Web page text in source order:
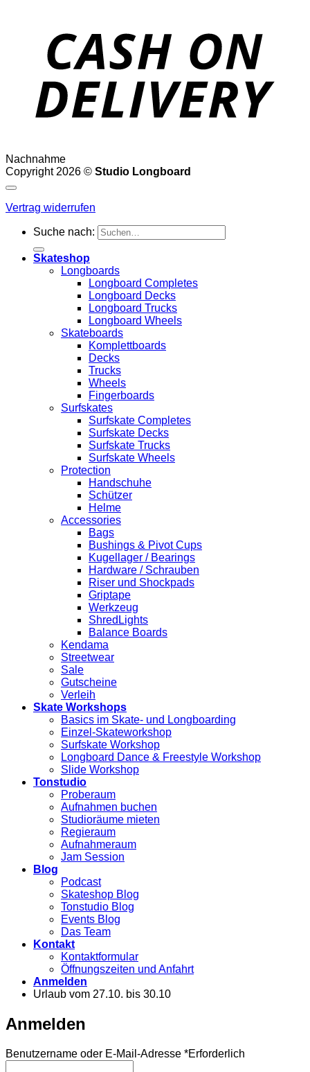
Nachnahme
Copyright 2026 © Studio Longboard
Vertrag widerrufen
Suche nach:
Skateshop
Longboards
Longboard Completes
Longboard Decks
Longboard Trucks
Longboard Wheels
Skateboards
Komplettboards
Decks
Trucks
Wheels
Fingerboards
Surfskates
Surfskate Completes
Surfskate Decks
Surfskate Trucks
Surfskate Wheels
Protection
Handschuhe
Schützer
Helme
Accessories
Bags
Bushings & Pivot Cups
Kugellager / Bearings
Hardware / Schrauben
Riser und Shockpads
Griptape
Werkzeug
ShredLights
Balance Boards
Kendama
Streetwear
Sale
Gutscheine
Verleih
Skate Workshops
Basics im Skate- und Longboarding
Einzel-Skateworkshop
Surfskate Workshop
Longboard Dance & Freestyle Workshop
Slide Workshop
Tonstudio
Proberaum
Aufnahmen buchen
Studioräume mieten
Regieraum
Aufnahmeraum
Jam Session
Blog
Podcast
Skateshop Blog
Tonstudio Blog
Events Blog
Das Team
Kontakt
Kontaktformular
Öffnungszeiten und Anfahrt
Anmelden
Urlaub vom 27.10. bis 30.10
Anmelden
Benutzername oder E-Mail-Adresse *Erforderlich